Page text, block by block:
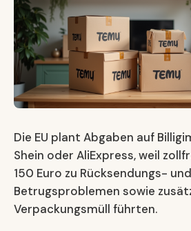
Die EU plant Abgaben auf
Shein oder AliExpress, weil
150 Euro zu Rücksendungs- und
Betrugsproblemen sowie
Verpackungsmüll führten.